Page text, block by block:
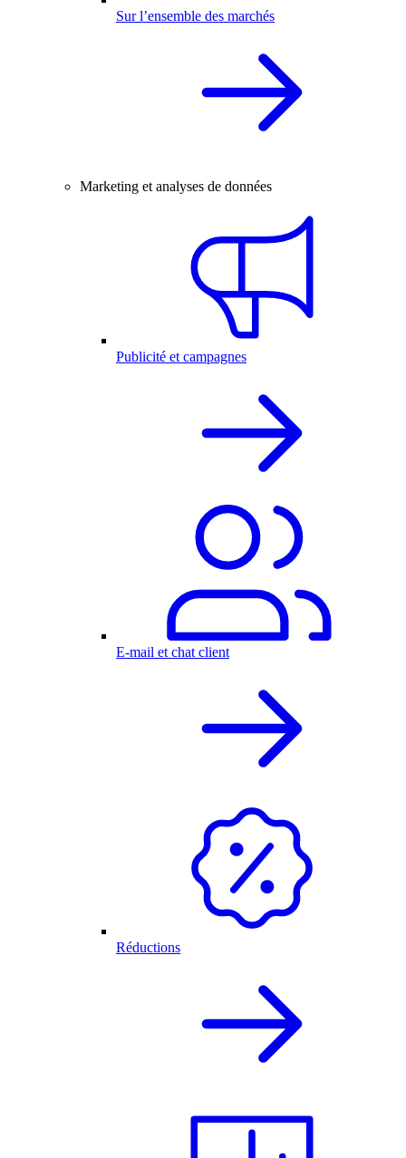
Sur l’ensemble des marchés
Marketing et analyses de données
Publicité et campagnes
E-mail et chat client
Réductions